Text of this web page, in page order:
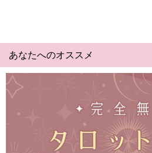
あなたへのオススメ